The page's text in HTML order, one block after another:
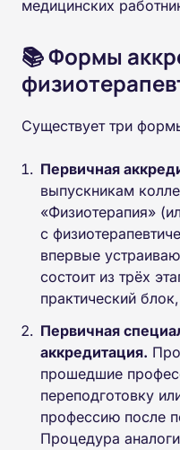
медицинских
📚 Формы
Существует три
Первичная
выпускникам
«Физиотерапия»
с
впервые
состоит из трёх
практический
Первичная
аккредитация.
прошедшие
переподготовку
профессию после
Процедура